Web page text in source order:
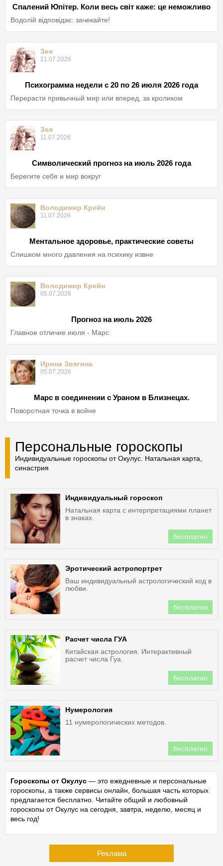
Спалений Юпітер. Коли весь світ каже: це неможливо
Водолій відповідає: зачекайте!
Зея
21.07.2026
Психограмма недели с 20 по 26 июля 2026 года
Перерасти привычный мир или вперед, за кроликом
Зея
11.07.2026
Символический прогноз на июль 2026 года
Берегите себя и мир вокруг
Володимир Крейн
11.07.2026
Ментальное здоровье, практические советы
Слишком много давления на психику извне
Володимир Крейн
05.07.2026
Прогноз на июль 2026
Главное отличие июля - Марс
Ирина Звягина
05.07.2026
Марс в соединении с Ураном в Близнецах.
Поворотная точка в войне
Персональные гороскопы
Индивидуальные гороскопы от Окулус. Натальная карта,
синастрия
Индивидуальный гороскоп
Натальная карта с интерпретациями планет
в знаках.
бесплатно
Эротический астропортрет
Ваш индивидуальный астрологический код в
любви.
бесплатно
Расчет числа ГУА
Китайская астрология. Интерактивный
расчет числа Гуа.
бесплатно
Нумерология
11 нумерологических методов.
бесплатно
Гороскопы от Окулус — это ежедневные и персональные
гороскопы, а также сервисы онлайн, большая часть которых
предлагается бесплатно. Читайте общий и любовный
гороскопы от Окулус на сегодня, завтра, неделю, месяц и
весь год!
Реклама